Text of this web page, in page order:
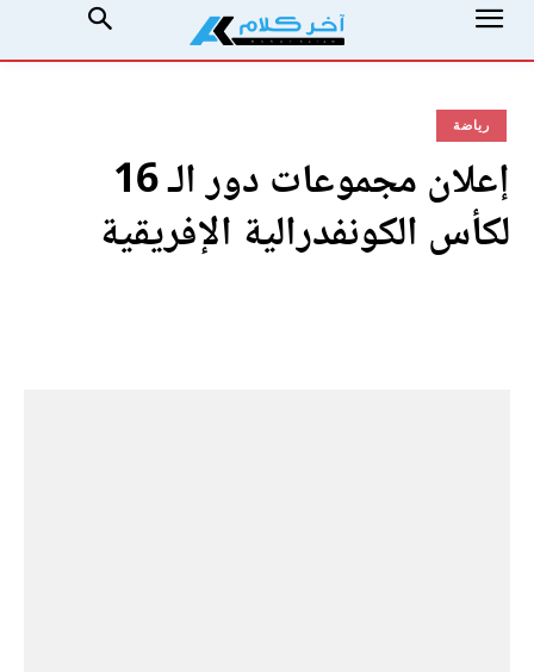
رياضة
إعلان مجموعات دور الـ 16
لكأس الكونفدرالية الإفريقية